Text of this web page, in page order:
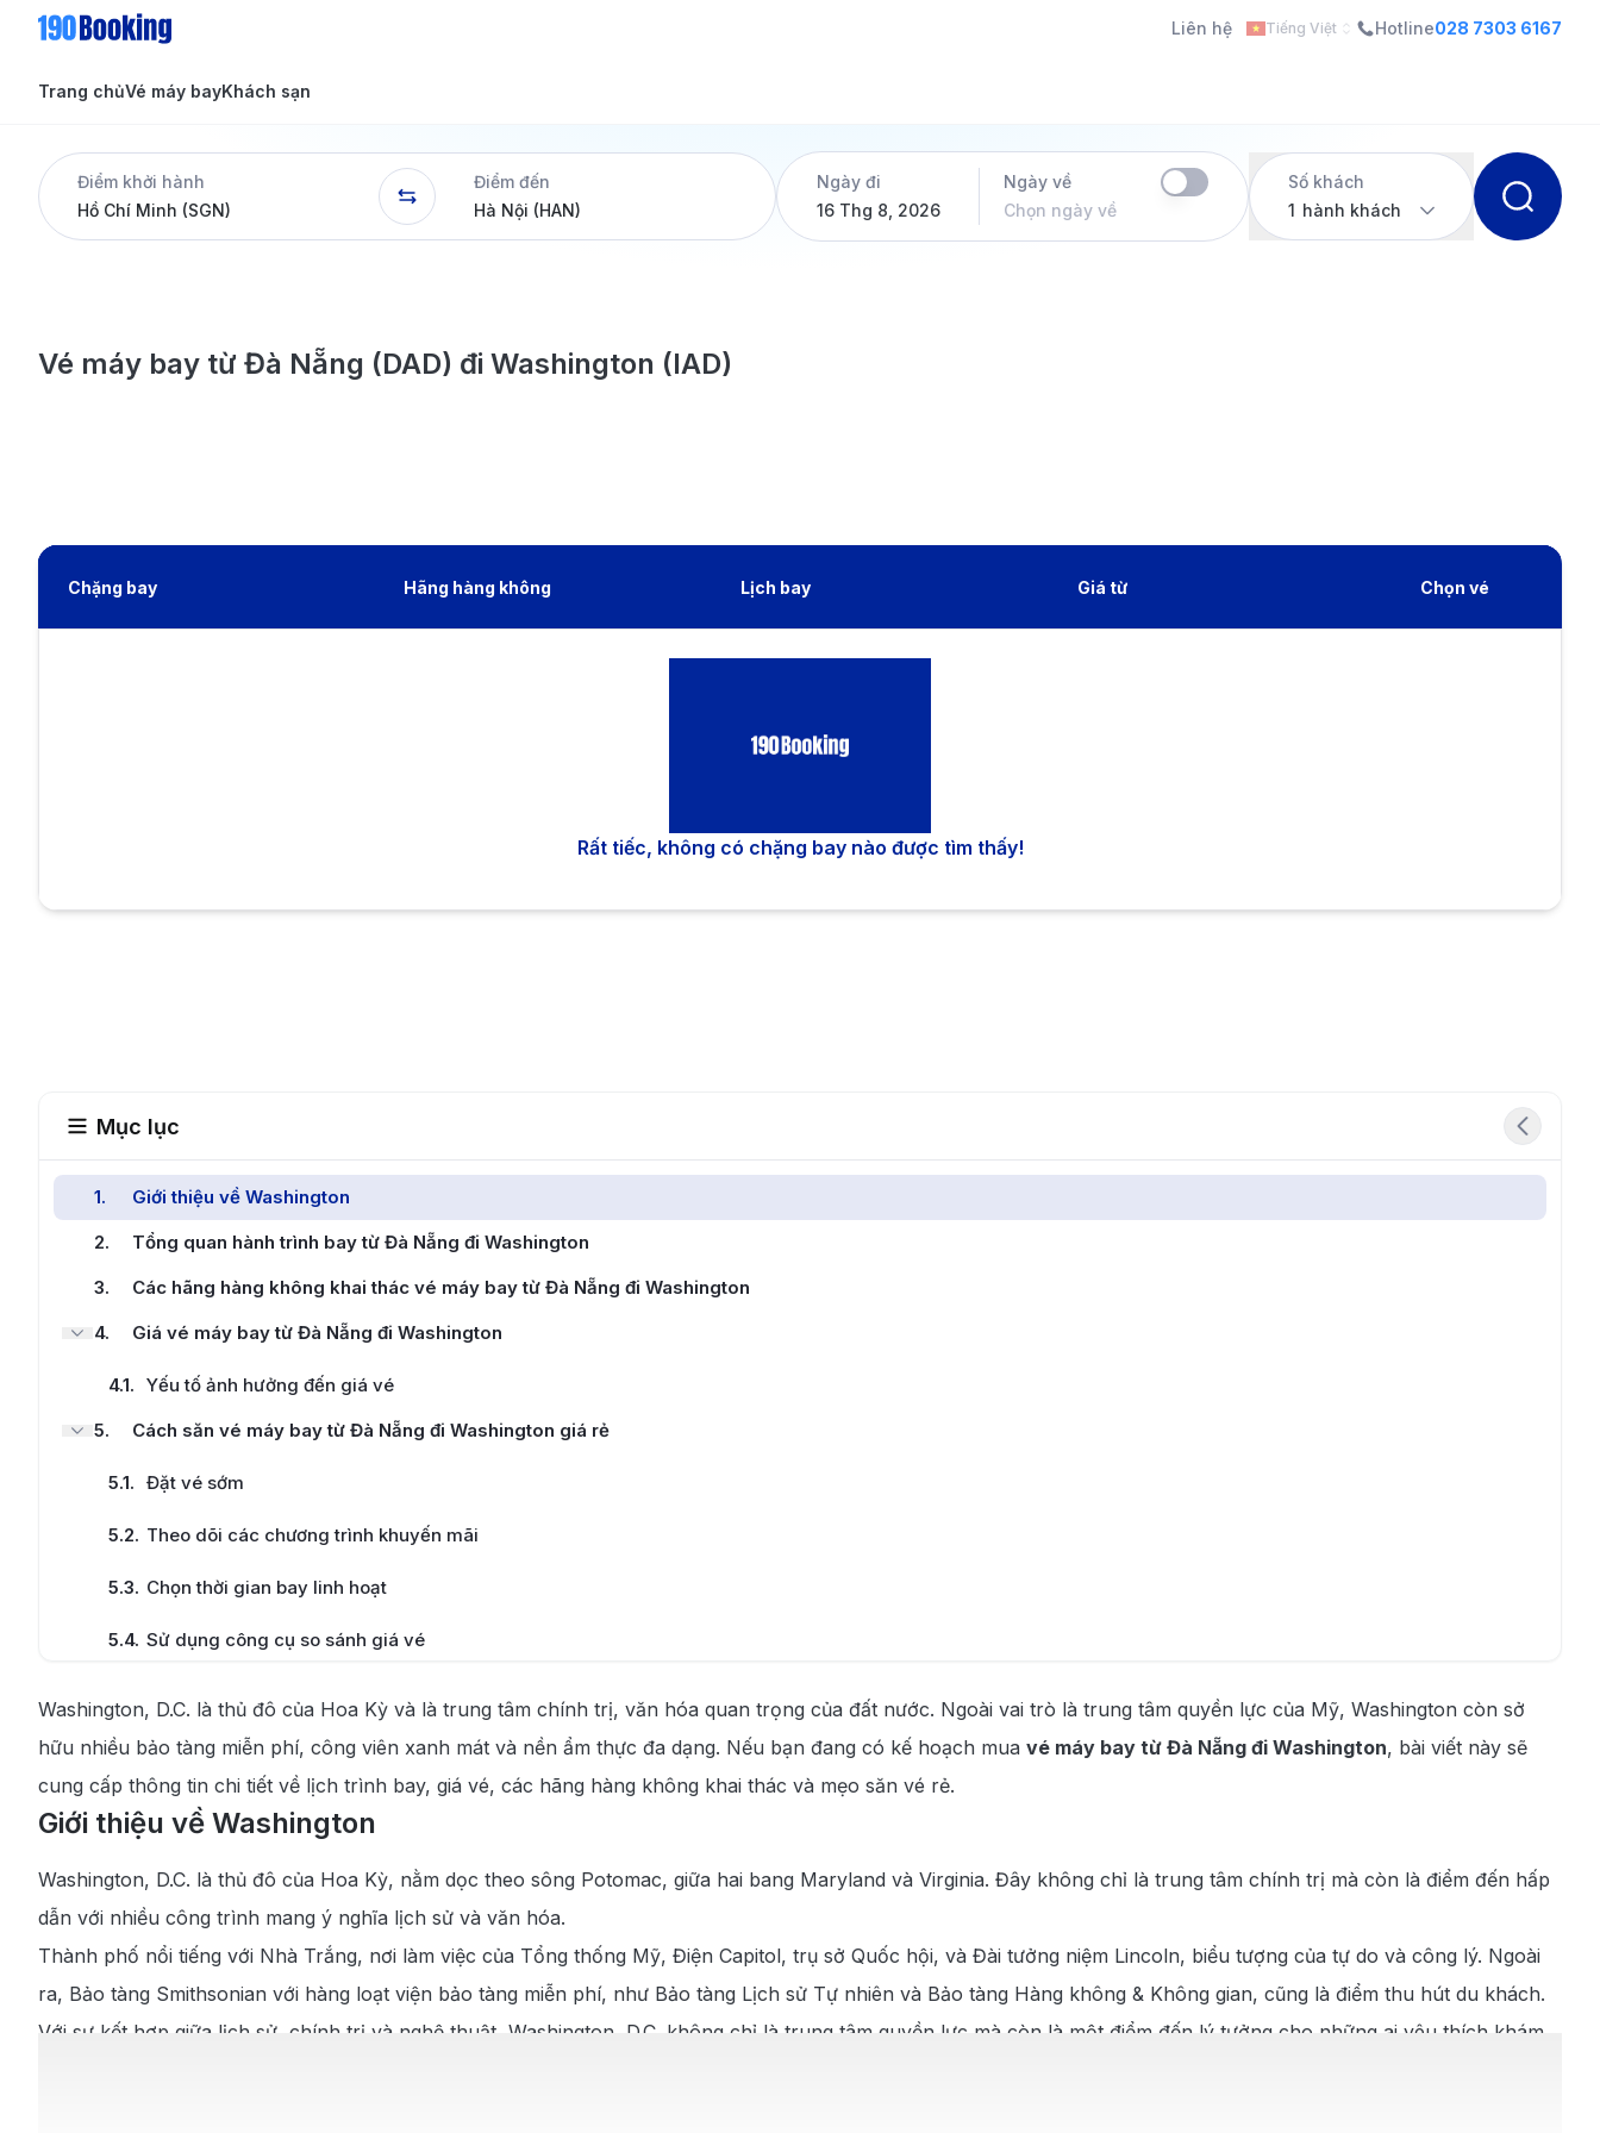
Liên hệ Tiếng Việt Hotline028 7303 6167
Trang chủVé máy bay
Tin tức
Dịch vụ
Khách sạn
Tin tức
Điểm khởi hành
Điểm đến
Ngày đi
16 Thg 8, 2026
Ngày về
Chọn ngày về
Số khách
1 hành khách
Vé máy bay từ Đà Nẵng (DAD) đi Washington (IAD)
Chặng bay Hãng hàng không Lịch bay Giá từ Chọn vé
Rất tiếc, không có chặng bay nào được tìm thấy!
Mục lục
1.
Giới thiệu về Washington
2.
Tổng quan hành trình bay từ Đà Nẵng đi Washington
3.
Các hãng hàng không khai thác vé máy bay từ Đà Nẵng đi Washington
4. Giá vé máy bay từ Đà Nẵng đi Washington
4.1. Yếu tố ảnh hưởng đến giá vé
5. Cách săn vé máy bay từ Đà Nẵng đi Washington giá rẻ
5.1. Đặt vé sớm
5.2. Theo dõi các chương trình khuyến mãi
5.3. Chọn thời gian bay linh hoạt
5.4. Sử dụng công cụ so sánh giá vé
7.1 . Kiểm tra chính sách hành lý của hãng hàng không
7.2. Chọn chỗ ngồi phù hợp
7.3. Đặt vé khứ hồi để tiết kiệm chi phí
8
Hướng dẫn cách di chuyển tại sân bay
8.1. Cách di chuyển từ trung tâm đến sân bay quốc tế Đà Nẵng
8.2. Cách di chuyển từ sân bay Washington về trung tâm thành phố
Washington, D.C. là thủ đô của Hoa Kỳ và là trung tâm chính trị, văn hóa quan trọng của đất nước. Ngoài vai trò là trung tâm quyền lực của Mỹ, Washington còn sở
hữu nhiều bảo tàng miễn phí, công viên xanh mát và nền ẩm thực đa dạng. Nếu bạn đang có kế hoạch mua vé máy bay từ Đà Nẵng đi Washington, bài viết này sẽ
cung cấp thông tin chi tiết về lịch trình bay, giá vé, các hãng hàng không khai thác và mẹo săn vé rẻ.
Giới thiệu về Washington
Washington, D.C. là thủ đô của Hoa Kỳ, nằm dọc theo sông Potomac, giữa hai bang Maryland và Virginia. Đây không chỉ là trung tâm chính trị mà còn là điểm đến hấp
dẫn với nhiều công trình mang ý nghĩa lịch sử và văn hóa.
Thành phố nổi tiếng với Nhà Trắng, nơi làm việc của Tổng thống Mỹ, Điện Capitol, trụ sở Quốc hội, và Đài tưởng niệm Lincoln, biểu tượng của tự do và công lý. Ngoài
ra, Bảo tàng Smithsonian với hàng loạt viện bảo tàng miễn phí, như Bảo tàng Lịch sử Tự nhiên và Bảo tàng Hàng không & Không gian, cũng là điểm thu hút du khách.
Với sự kết hợp giữa lịch sử, chính trị và nghệ thuật, Washington, D.C. không chỉ là trung tâm quyền lực mà còn là một điểm đến lý tưởng cho những ai yêu thích khám